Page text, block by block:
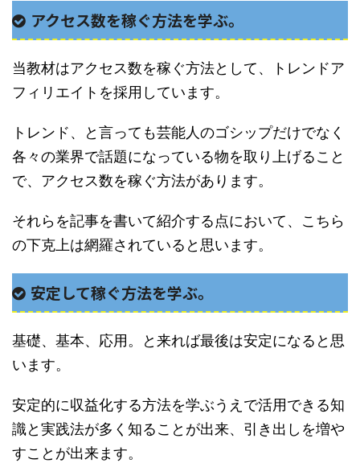
アクセス数を稼ぐ方法を学ぶ。
当教材はアクセス数を稼ぐ方法として、トレンドア
フィリエイトを採用しています。
トレンド、と言っても芸能人のゴシップだけでなく
各々の業界で話題になっている物を取り上げること
で、アクセス数を稼ぐ方法があります。
それらを記事を書いて紹介する点において、こちら
の下克上は網羅されていると思います。
安定して稼ぐ方法を学ぶ。
基礎、基本、応用。と来れば最後は安定になると思
います。
安定的に収益化する方法を学ぶうえで活用できる知
識と実践法が多く知ることが出来、引き出しを増や
すことが出来ます。